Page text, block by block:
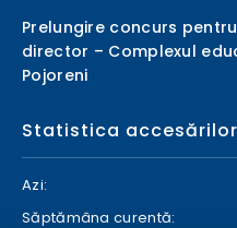
Prelungire concurs
director – Complexul
Pojoreni
Statistica accesărilor
Azi:
Săptămâna curentă: